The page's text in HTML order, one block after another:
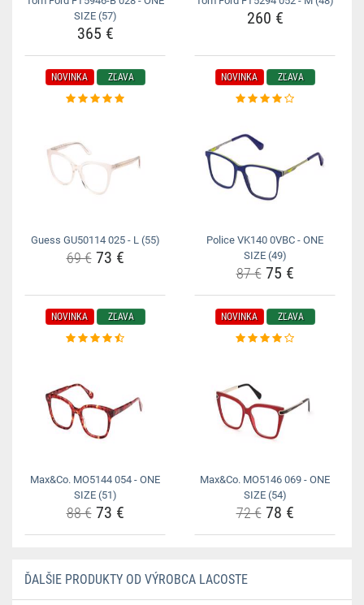
SIZE (57)
365 €
260 €
NOVINKA ZĽAVA
Guess GU50114 025 - L (55)
69 €73 €
NOVINKA ZĽAVA
Police VK140 0VBC - ONE
SIZE (49)
87 €75 €
NOVINKA ZĽAVA
Max&Co. MO5144 054 - ONE
SIZE (51)
88 €73 €
NOVINKA ZĽAVA
Max&Co. MO5146 069 - ONE
SIZE (54)
72 €78 €
ĎALŠIE PRODUKTY OD VÝROBCA LACOSTE